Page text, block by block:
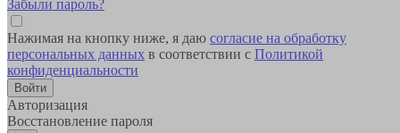
Забыли пароль?
Нажимая на кнопку ниже, я даю согласие на обработку
персональных данных в соответствии с Политикой
конфиденциальности
Авторизация
Восстановление пароля